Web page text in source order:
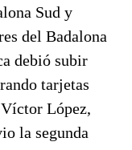
Sud y
del Badalona
debió subir
tarjetas
López,
la segunda